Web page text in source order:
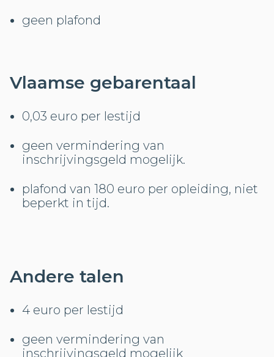
geen plafond
Vlaamse gebarentaal
0,03 euro per lestijd
geen vermindering van
inschrijvingsgeld mogelijk.
plafond van 180 euro per opleiding, niet
beperkt in tijd.
Andere talen
4 euro per lestijd
geen vermindering van
inschrijvingsgeld mogelijk